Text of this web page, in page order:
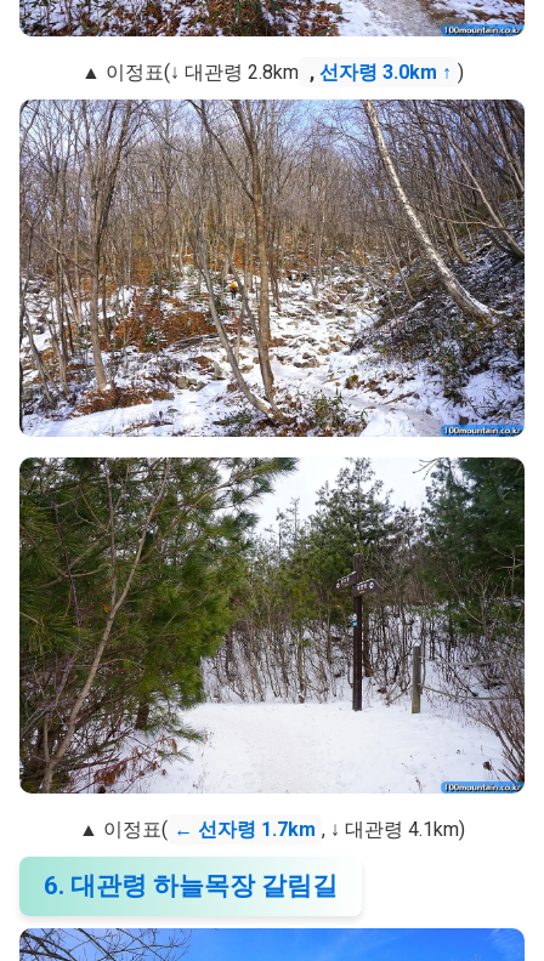
▲ 이정표(↓ 대관령 2.8km , 선자령 3.0km ↑ )
▲ 이정표( ← 선자령 1.7km , ↓ 대관령 4.1km)
6. 대관령 하늘목장 갈림길